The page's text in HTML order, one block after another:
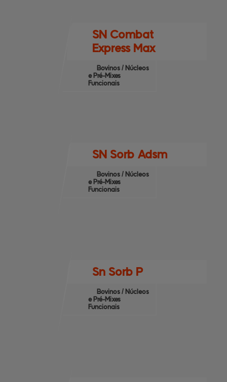
SN Combat
Express Max
Bovinos / Núcleos
e Pré-Mixes
Funcionais
SN Sorb Adsm
Bovinos / Núcleos
e Pré-Mixes
Funcionais
Sn Sorb P
Bovinos / Núcleos
e Pré-Mixes
Funcionais